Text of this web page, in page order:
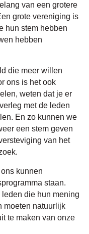
van een grotere
grote vereniging is
hun stem hebben
hebben
die meer willen
ons is het ook
weten dat je er
met de leden
En zo kunnen we
een stem geven
van het
kunnen
staan.
die hun mening
moeten natuurlijk
te maken van onze